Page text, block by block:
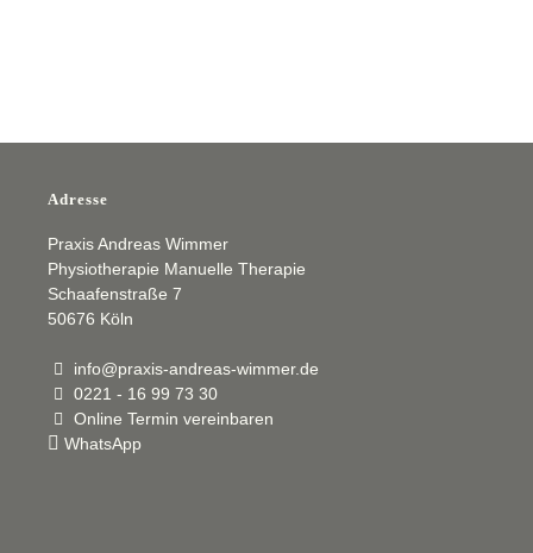
Adresse
Praxis Andreas Wimmer
Physiotherapie Manuelle Therapie
Schaafenstraße 7
50676 Köln
info@praxis-andreas-wimmer.de
0221 - 16 99 73 30
Online Termin vereinbaren
WhatsApp